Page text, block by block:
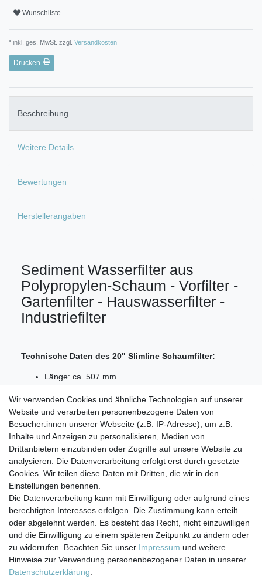
Wunschliste
* inkl. ges. MwSt. zzgl. Versandkosten
Drucken
Beschreibung
Weitere Details
Bewertungen
Herstellerangaben
Sediment Wasserfilter aus
Polypropylen-Schaum - Vorfilter -
Gartenfilter - Hauswasserfilter -
Industriefilter
Technische Daten des 20" Slimline Schaumfilter:
Länge: ca. 507 mm
Feinheit 20 (µm) Micron
Lieferumfang:
1x 20" Slimline Sedimentfilter Schaum 20 µm
Impressum Daten­schutz­erklärung AGB
Barrierefreiheitserklärung Widerrufs­recht
Wir verwenden Cookies und ähnliche Technologien auf unserer
Website und verarbeiten personenbezogene Daten von
Besucher:innen unserer Webseite (z.B. IP-Adresse), um z.B.
Inhalte und Anzeigen zu personalisieren, Medien von
Drittanbietern einzubinden oder Zugriffe auf unsere Website zu
analysieren. Die Datenverarbeitung erfolgt erst durch gesetzte
Cookies. Wir teilen diese Daten mit Dritten, die wir in den
Einstellungen benennen.
Die Datenverarbeitung kann mit Einwilligung oder aufgrund eines
berechtigten Interesses erfolgen. Die Zustimmung kann erteilt
oder abgelehnt werden. Es besteht das Recht, nicht einzuwilligen
und die Einwilligung zu einem späteren Zeitpunkt zu ändern oder
zu widerrufen. Beachten Sie unser Impressum und weitere
Hinweise zur Verwendung personenbezogener Daten in unserer
Daten­schutz­erklärung